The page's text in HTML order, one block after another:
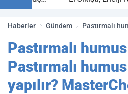
Haberler Gündem
Pastırmalı
pastırmalı
Pastırmalı
Pastırmalı humus
yapılır?